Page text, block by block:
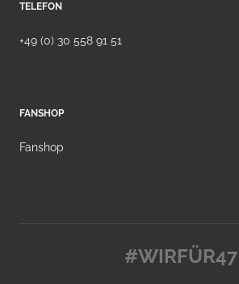
TELEFON
+49 (0) 30 558 91 51
FANSHOP
Fanshop
#WIRFÜR47